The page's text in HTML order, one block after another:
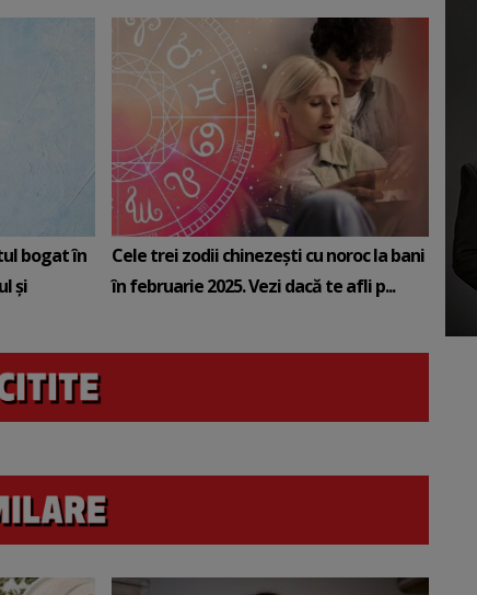
bogat în
și
Cele trei zodii chinezești cu noroc la bani
în februarie 2025. Vezi dacă te afli p...